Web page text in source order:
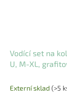
Vodící set na
U, M-XL,
Externí sklad (>5